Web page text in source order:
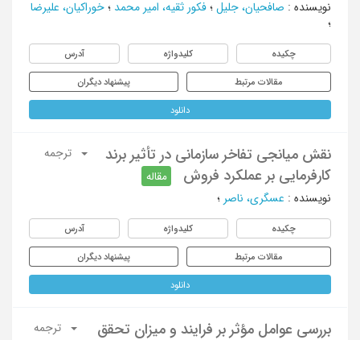
نویسنده : صافحیان، جلیل ؛ فکور ثقیه، امیر محمد ؛ خوراکیان، علیرضا
؛
چکیده کلیدواژه آدرس
مقالات مرتبط پیشنهاد دیگران
دانلود
نقش میانجی تفاخر سازمانی در تأثیر برند
کارفرمایی بر عملکرد فروش
مقاله
ترجمه
نویسنده : عسگری، ناصر ؛
چکیده کلیدواژه آدرس
مقالات مرتبط پیشنهاد دیگران
دانلود
بررسی عوامل مؤثر بر فرایند و میزان تحقق
ترجمه